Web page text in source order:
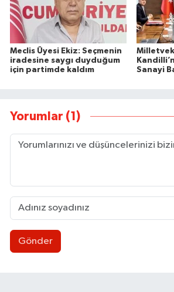
Meclis Üyesi Ekiz: Seçmenin
iradesine saygı duyduğum
için partimde kaldım
Sanayi
Yorumlar (1)
Gönder
21:53 |Zonguldakspor eski Başkanı